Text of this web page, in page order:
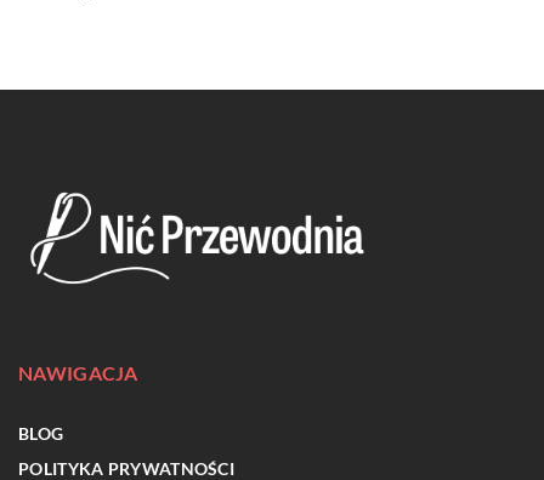
NAWIGACJA
BLOG
POLITYKA PRYWATNOŚCI